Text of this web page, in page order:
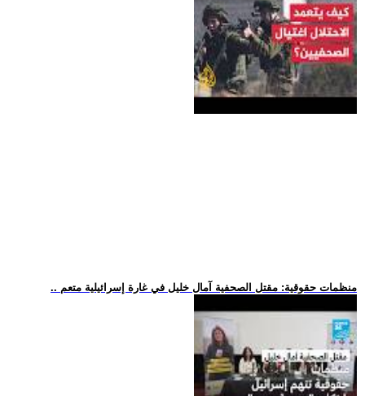
.. منظمات حقوقية: مقتل الصحفية آمال خليل في غارة إسرائيلية متعم